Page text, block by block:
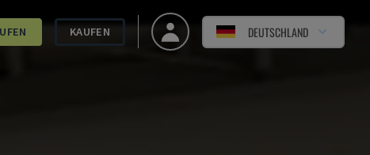
KAUFEN DEUTSCHLAND